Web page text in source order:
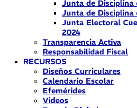
Junta de Disciplina
Junta de Disciplina
Junta Electoral
2024
Transparencia Activa
Responsabilidad Fiscal
RECURSOS
Diseños Curriculares
Calendario Escolar
Efemérides
Videos